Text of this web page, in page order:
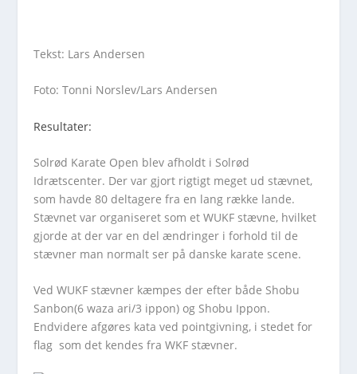
Tekst: Lars Andersen
Foto: Tonni Norslev/Lars Andersen
Resultater:
Solrød Karate Open blev afholdt i Solrød
Idrætscenter. Der var gjort rigtigt meget ud stævnet,
som havde 80 deltagere fra en lang række lande.
Stævnet var organiseret som et WUKF stævne, hvilket
gjorde at der var en del ændringer i forhold til de
stævner man normalt ser på danske karate scene.
Ved WUKF stævner kæmpes der efter både Shobu
Sanbon(6 waza ari/3 ippon) og Shobu Ippon.
Endvidere afgøres kata ved pointgivning, i stedet for
flag som det kendes fra WKF stævner.